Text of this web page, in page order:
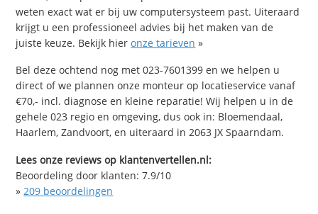
weten exact wat er bij uw computersysteem past. Uiteraard
krijgt u een professioneel advies bij het maken van de
juiste keuze. Bekijk hieronze tarieven »
Bel deze ochtend nog met 023-7601399 en we helpen u
direct of we plannen onze monteur op locatieservice vanaf
€70,- incl. diagnose en kleine reparatie! Wij helpen u in de
gehele 023 regio en omgeving, dus ook in: Bloemendaal,
Haarlem, Zandvoort, en uiteraard in 2063 JX Spaarndam.
Lees onze reviews op klantenvertellen.nl:
Beoordeling door klanten:7.9/10
»209 beoordelingen